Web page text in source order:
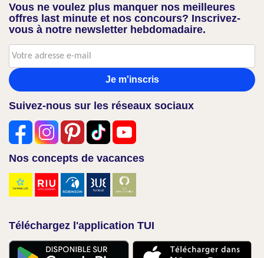
Vous ne voulez plus manquer nos meilleures
offres last minute et nos concours? Inscrivez-
vous à notre newsletter hebdomadaire.
Je m'inscris
Suivez-nous sur les réseaux sociaux
Nos concepts de vacances
Téléchargez l'application TUI